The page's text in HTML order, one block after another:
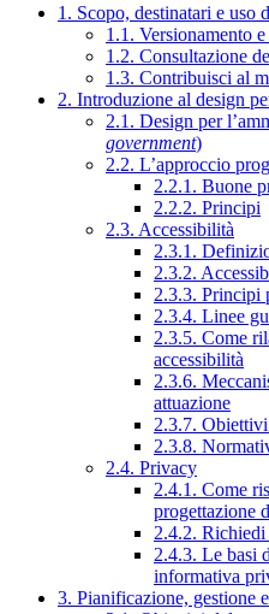
1. Scopo, destinatari e uso
1.1. Versionamento
1.2. Consultazione
1.3. Contribuisci al
2. Introduzione al design
2.1. Design per
government)
2.2. L’approccio
2.2.1. Buone
2.2.2. Principi
2.3. Accessibilità
2.3.1.
2.3.2.
2.3.3. Principi
2.3.4. Linee
2.3.5. Come
accessibilità
2.3.6.
attuazione
2.3.7.
2.3.8.
2.4. Privacy
2.4.1. Come
progettazione
2.4.2. Richiedi
2.4.3. Le basi
informativa
3. Pianificazione, gestione